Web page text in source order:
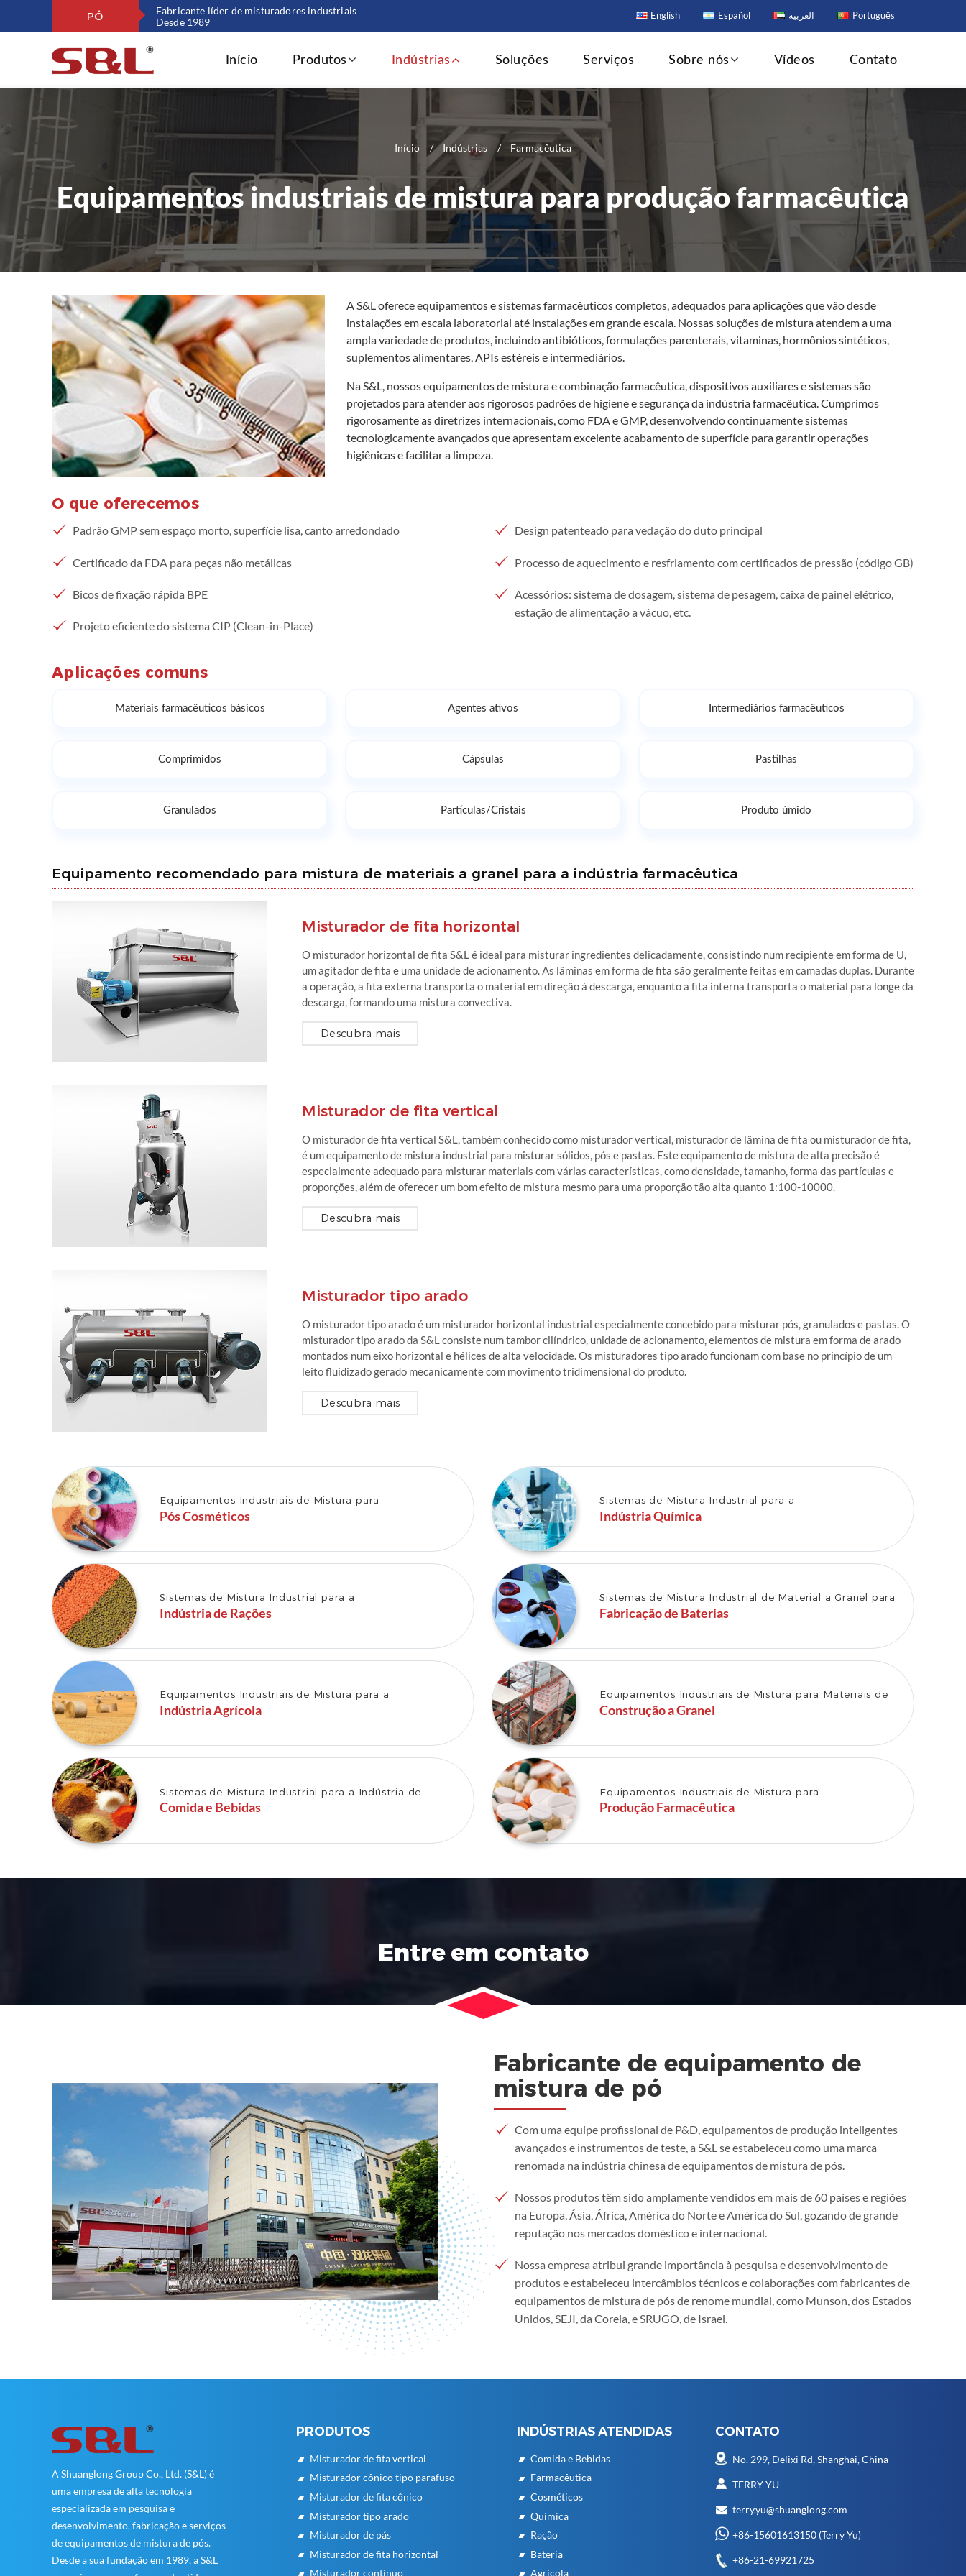
PÓ
Fabricante líder de misturadores industriais
Desde 1989
English Español العربية Português
Início Produtos Indústrias Soluções Serviços Sobre nós Vídeos Contato
Início Indústrias Farmacêutica
Equipamentos industriais de mistura para produção farmacêutica
A S&L oferece equipamentos e sistemas farmacêuticos completos, adequados para aplicações que vão desde
instalações em escala laboratorial até instalações em grande escala. Nossas soluções de mistura atendem a uma
ampla variedade de produtos, incluindo antibióticos, formulações parenterais, vitaminas, hormônios sintéticos,
suplementos alimentares, APIs estéreis e intermediários.
Na S&L, nossos equipamentos de mistura e combinação farmacêutica, dispositivos auxiliares e sistemas são
projetados para atender aos rigorosos padrões de higiene e segurança da indústria farmacêutica. Cumprimos
rigorosamente as diretrizes internacionais, como FDA e GMP, desenvolvendo continuamente sistemas
tecnologicamente avançados que apresentam excelente acabamento de superfície para garantir operações
higiênicas e facilitar a limpeza.
O que oferecemos
Padrão GMP sem espaço morto, superfície lisa, canto arredondado
Certificado da FDA para peças não metálicas
Bicos de fixação rápida BPE
Projeto eficiente do sistema CIP (Clean-in-Place)
Design patenteado para vedação do duto principal
Processo de aquecimento e resfriamento com certificados de pressão (código GB)
Acessórios: sistema de dosagem, sistema de pesagem, caixa de painel elétrico,
estação de alimentação a vácuo, etc.
Aplicações comuns
Materiais farmacêuticos básicos Agentes ativos Intermediários farmacêuticos
Comprimidos Cápsulas Pastilhas
Granulados Partículas/Cristais Produto úmido
Equipamento recomendado para mistura de materiais a granel para a indústria farmacêutica
Misturador de fita horizontal
O misturador horizontal de fita S&L é ideal para misturar ingredientes delicadamente, consistindo num recipiente em forma de U,
um agitador de fita e uma unidade de acionamento. As lâminas em forma de fita são geralmente feitas em camadas duplas. Durante
a operação, a fita externa transporta o material em direção à descarga, enquanto a fita interna transporta o material para longe da
descarga, formando uma mistura convectiva.
Descubra mais
Misturador de fita vertical
O misturador de fita vertical S&L, também conhecido como misturador vertical, misturador de lâmina de fita ou misturador de fita,
é um equipamento de mistura industrial para misturar sólidos, pós e pastas. Este equipamento de mistura de alta precisão é
especialmente adequado para misturar materiais com várias características, como densidade, tamanho, forma das partículas e
proporções, além de oferecer um bom efeito de mistura mesmo para uma proporção tão alta quanto 1:100-10000.
Descubra mais
Misturador tipo arado
O misturador tipo arado é um misturador horizontal industrial especialmente concebido para misturar pós, granulados e pastas. O
misturador tipo arado da S&L consiste num tambor cilíndrico, unidade de acionamento, elementos de mistura em forma de arado
montados num eixo horizontal e hélices de alta velocidade. Os misturadores tipo arado funcionam com base no princípio de um
leito fluidizado gerado mecanicamente com movimento tridimensional do produto.
Descubra mais
Equipamentos Industriais de Mistura para
Pós Cosméticos
Sistemas de Mistura Industrial para a
Indústria Química
Sistemas de Mistura Industrial para a
Indústria de Rações
Sistemas de Mistura Industrial de Material a Granel para
Fabricação de Baterias
Equipamentos Industriais de Mistura para a
Indústria Agrícola
Equipamentos Industriais de Mistura para Materiais de
Construção a Granel
Sistemas de Mistura Industrial para a Indústria de
Comida e Bebidas
Equipamentos Industriais de Mistura para
Produção Farmacêutica
Entre em contato
Fabricante de equipamento de
mistura de pó
Com uma equipe profissional de P&D, equipamentos de produção inteligentes
avançados e instrumentos de teste, a S&L se estabeleceu como uma marca
renomada na indústria chinesa de equipamentos de mistura de pós.
Nossos produtos têm sido amplamente vendidos em mais de 60 países e regiões
na Europa, Ásia, África, América do Norte e América do Sul, gozando de grande
reputação nos mercados doméstico e internacional.
Nossa empresa atribui grande importância à pesquisa e desenvolvimento de
produtos e estabeleceu intercâmbios técnicos e colaborações com fabricantes de
equipamentos de mistura de pós de renome mundial, como Munson, dos Estados
Unidos, SEJI, da Coreia, e SRUGO, de Israel.
A Shuanglong Group Co., Ltd. (S&L) é
uma empresa de alta tecnologia
especializada em pesquisa e
desenvolvimento, fabricação e serviços
de equipamentos de mistura de pós.
Desde a sua fundação em 1989, a S&L
PRODUTOS
Misturador de fita vertical
Misturador cônico tipo parafuso
Misturador de fita cônico
Misturador tipo arado
Misturador de pás
Misturador de fita horizontal
Misturador contínuo
INDÚSTRIAS ATENDIDAS
Comida e Bebidas
Farmacêutica
Cosméticos
Química
Ração
Bateria
Agrícola
CONTATO
No. 299, Delixi Rd, Shanghai, China
TERRY YU
terry.yu@shuanglong.com
+86-15601613150(Terry Yu)
+86-21-69921725